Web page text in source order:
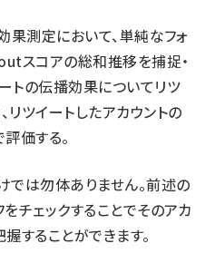
測定において、単純なフォ
スコアの総和推移を捕捉・
トの伝播効果についてリツ
リツイートしたアカウントの
価する。
では勿体ありません。前述の
チェックすることでそのアカ
することができます。